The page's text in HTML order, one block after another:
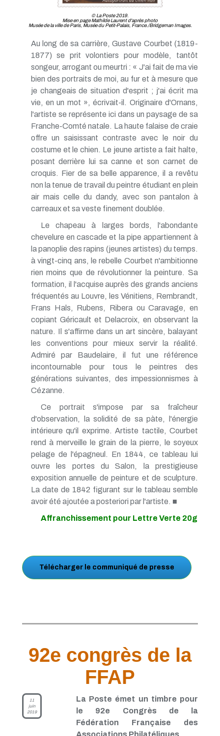
© La Poste 2019.
Mise en page Mathilde Laurent d'après photo
Musée de la ville de Paris, Musée du Petit-Palais, France./Bridgeman Images.
Au long de sa carrière, Gustave Courbet (1819-
1877) se prit volontiers pour modèle, tantôt
songeur, arrogant ou meurtri : « J'ai fait de ma vie
bien des portraits de moi, au fur et à mesure que
je changeais de situation d'esprit ; j'ai écrit ma
vie, en un mot », écrivait-il. Originaire d'Ornans,
l'artiste se représente ici dans un paysage de sa
Franche-Comté natale. La haute falaise de craie
offre un saisissant contraste avec le noir du
costume et le chien. Le jeune artiste a fait halte,
posant derrière lui sa canne et son carnet de
croquis. Fier de sa belle apparence, il a revêtu
non la tenue de travail du peintre étudiant en plein
air mais celle du dandy, avec son pantalon à
carreaux et sa veste finement doublée.
Le chapeau à larges bords, l'abondante
chevelure en cascade et la pipe appartiennent à
la panoplie des rapins (jeunes artistes) du temps.
à vingt-cinq ans, le rebelle Courbet n'ambitionne
rien moins que de révolutionner la peinture. Sa
formation, il l'acquise auprès des grands anciens
fréquentés au Louvre, les Vénitiens, Rembrandt,
Frans Hals, Rubens, Ribera ou Caravage, en
copiant Géricault et Delacroix, en observant la
nature. Il s'affirme dans un art sincère, balayant
les conventions pour mieux servir la réalité.
Admiré par Baudelaire, il fut une référence
incontournable pour tous le peintres des
générations suivantes, des impessionnismes à
Cézanne.
Ce portrait s'impose par sa fraîcheur
d'observation, la solidité de sa pàte, l'énergie
intérieure qu'il exprime. Artiste tactile, Courbet
rend à merveille le grain de la pierre, le soyeux
pelage de l'épagneul. En 1844, ce tableau lui
ouvre les portes du Salon, la prestigieuse
exposition annuelle de peinture et de sculpture.
La date de 1842 figurant sur le tableau semble
avoir été ajoutée a posteriori par l'artiste. ■
Affranchissement pour Lettre Verte 20g
Télécharger le communiqué de presse
92e congrès de la
FFAP
11
juin
2019
La Poste émet un timbre pour
le 92e Congrès de la
Fédération Française des
Associations Philatéliques.